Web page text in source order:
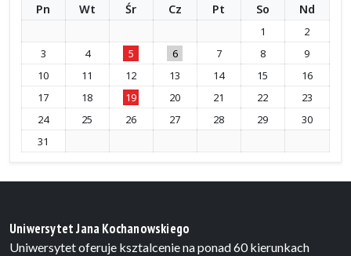
Pn
Wt Śr Cz Pt So Nd
1
2
3
4 5 6 7 8
9
10
11 12 13 14 15
16
17
18 19 20 21 22
23
24
25 26 27 28 29
30
31
Uniwersytet Jana Kochanowskiego
Uniwersytet oferuje ksztalcenie na ponad 60 kierunkach